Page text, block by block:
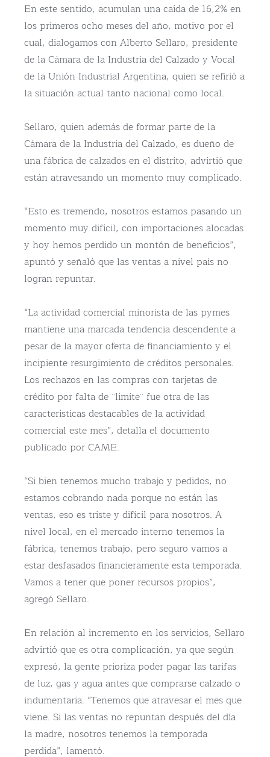
En este sentido, acumulan una caída de 16,2% en
los primeros ocho meses del año, motivo por el
cual, dialogamos con Alberto Sellaro, presidente
de la Cámara de la Industria del Calzado y Vocal
de la Unión Industrial Argentina, quien se refirió a
la situación actual tanto nacional como local.
Sellaro, quien además de formar parte de la
Cámara de la Industria del Calzado, es dueño de
una fábrica de calzados en el distrito, advirtió que
están atravesando un momento muy complicado.
“Esto es tremendo, nosotros estamos pasando un
momento muy difícil, con importaciones alocadas
y hoy hemos perdido un montón de beneficios”,
apuntó y señaló que las ventas a nivel país no
logran repuntar.
“La actividad comercial minorista de las pymes
mantiene una marcada tendencia descendente a
pesar de la mayor oferta de financiamiento y el
incipiente resurgimiento de créditos personales.
Los rechazos en las compras con tarjetas de
crédito por falta de ¨límite¨ fue otra de las
características destacables de la actividad
comercial este mes”, detalla el documento
publicado por CAME.
“Si bien tenemos mucho trabajo y pedidos, no
estamos cobrando nada porque no están las
ventas, eso es triste y difícil para nosotros. A
nivel local, en el mercado interno tenemos la
fábrica, tenemos trabajo, pero seguro vamos a
estar desfasados financieramente esta temporada.
Vamos a tener que poner recursos propios”,
agregó Sellaro.
En relación al incremento en los servicios, Sellaro
advirtió que es otra complicación, ya que según
expresó, la gente prioriza poder pagar las tarifas
de luz, gas y agua antes que comprarse calzado o
indumentaria. “Tenemos que atravesar el mes que
viene. Si las ventas no repuntan después del día
la madre, nosotros tenemos la temporada
perdida”, lamentó.